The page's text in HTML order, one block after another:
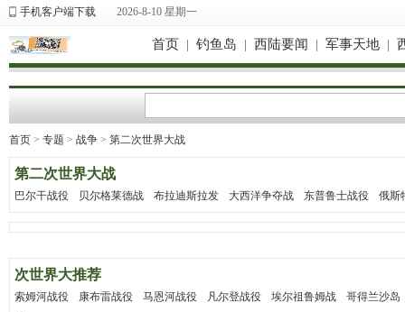
手机客户端下载 2026-8-10 星期一
首页 | 钓鱼岛 | 西陆要闻 | 军事天地 |
首页 > 专题 > 战争 > 第二次世界大战
第二次世界大战
巴尔干战役 贝尔格莱德战 布拉迪斯拉发 大西洋争夺战 东普鲁士战役 俄斯
次世界大推荐
索姆河战役 康布雷战役 马恩河战役 凡尔登战役 埃尔祖鲁姆战
哥得兰沙岛